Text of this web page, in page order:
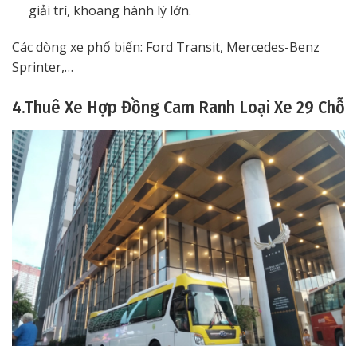
giải trí, khoang hành lý lớn.
Các dòng xe phổ biến: Ford Transit, Mercedes-Benz
Sprinter,…
4.Thuê Xe Hợp Đồng Cam Ranh Loại Xe 29 Chỗ